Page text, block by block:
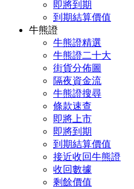
即將到期
到期結算價值
牛熊證
牛熊證精選
牛熊證二十大
街貨分佈圖
隔夜資金流
牛熊證搜尋
條款速查
即將上市
即將到期
到期結算價值
接近收回牛熊證
收回數據
剩餘價值